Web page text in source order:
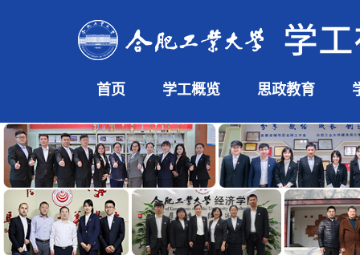
首页 学工概览 思政教育